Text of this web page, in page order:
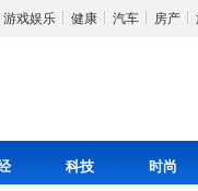
游戏娱乐 健康 汽车 房产
科技 时尚